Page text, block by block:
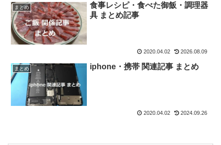
まとめ
食事レシピ・食べた御飯・調理器
具 まとめ記事
2020.04.02 2026.08.09
まとめ iphone・携帯 関連記事 まとめ
2020.04.02 2024.09.26